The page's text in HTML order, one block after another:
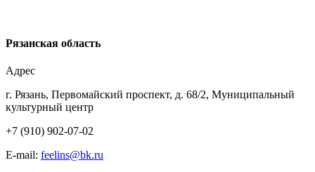
Рязанская область
Адрес
г. Рязань, Первомайский проспект, д. 68/2, Муниципальный
культурный центр
+7 (910) 902-07-02
E-mail: feelins@bk.ru